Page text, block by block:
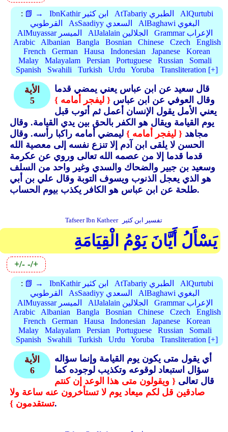
: 📗 → IbnKathir ابن كثير AtTabariy الطبري
AlQurtubi
القرطوبي
AsSaadiyy السعدي
AlBaghawi البغوي
AlMuyassar الميسر
AlJalalain الجلالين
Grammar الإعراب
Arabic
Albanian Bangla Bosnian Chinese Czech
English
French
German Hausa Indonesian Japanese
Korean
Malay
Malayalam Persian Portuguese Russian
Somali
Spanish
Swahili Turkish Urdu Yoruba Transliteration [+]
الأية
5
قال سعيد عن ابن عباس يعني يمضي قدما
وقال العوفي عن ابن عباس { ليفجر أمامه }
يعني الأمل يقول الإنسان أعمل ثم أتوب قبل
يوم القيامة ويقال هو الكفر بالحق بين يدي القيامة.وقال
مجاهد { ليفجر أمامه }ليمضي أمامه راكبا رأسه.وقال
الحسن لا يلقى ابن آدم إلا تنزع نفسه إلى معصية الله
قدما قدما إلا من عصمه الله تعالى وروي عن عكرمة
وسعيد بن جبير والضحاك والسدي وغير واحد من السلف
هو الذي يعجل الذنوب ويسوف التوبة وقال علي بن أبي
طلحة عن ابن عباس هو الكافر يكذب بيوم الحساب.
Tafseer Ibn Katheer تفسير ابن كثير
يَسْأَلُ أَيَّانَ يَوْمُ الْقِيَامَةِ
+/- -/+
: 📗 → IbnKathir ابن كثير AtTabariy الطبري
AlQurtubi
القرطوبي
AsSaadiyy السعدي
AlBaghawi البغوي
AlMuyassar الميسر
AlJalalain الجلالين
Grammar الإعراب
Arabic
Albanian Bangla Bosnian Chinese Czech
English
French
German Hausa Indonesian Japanese
Korean
Malay
Malayalam Persian Portuguese Russian
Somali
Spanish
Swahili Turkish Urdu Yoruba Transliteration [+]
الأية
6
أي يقول متى يكون يوم القيامة وإنما سؤاله
سؤال استبعاد لوقوعه وتكذيب لوجوده كما
قال تعالى { ويقولون متى هذا الوعد إن كنتم
صادقين قل لكم ميعاد يوم لا تستأخرون عنه ساعة ولا
تستقدمون }.